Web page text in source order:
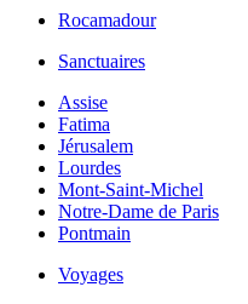
Rocamadour
Sanctuaires
Assise
Fatima
Jérusalem
Lourdes
Mont-Saint-Michel
Notre-Dame de Paris
Pontmain
Voyages